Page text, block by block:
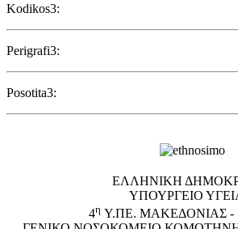
Kodikos3:
Perigrafi3:
Posotita3:
EΛΛΗΝΙΚΗ
ΥΠΟΥΡΓΕΙΟ
4η Υ.ΠΕ. ΜΑΚΕΔΟΝΙΑΣ